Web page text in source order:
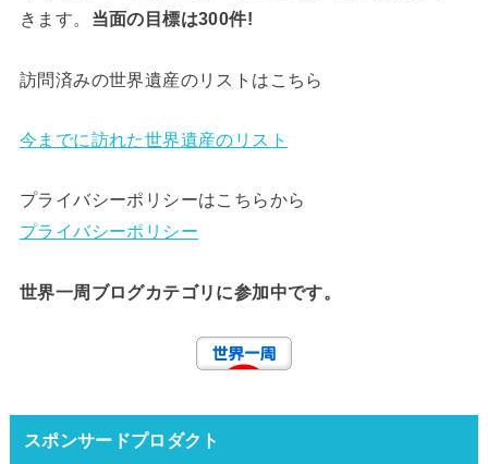
きます。 当面の目標は300件!
訪問済みの世界遺産のリストはこちら
今までに訪れた世界遺産のリスト
プライバシーポリシーはこちらから
プライバシーポリシー
世界一周ブログカテゴリに参加中です。
スポンサードプロダクト